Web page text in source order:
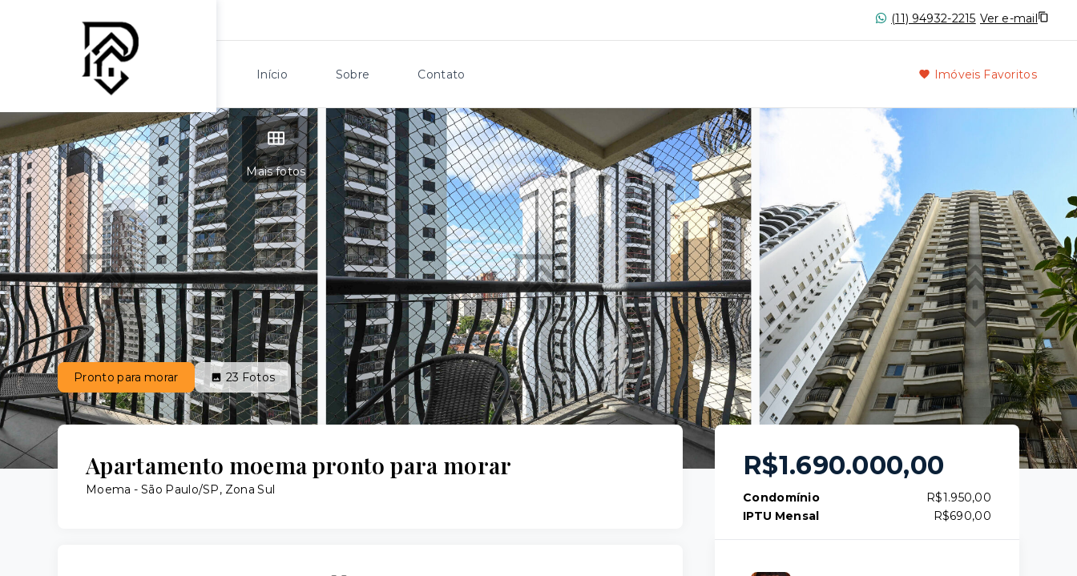
(11) 94932-2215 Ver e-mail
Início Sobre Contato Imóveis Favoritos
Mais fotos
Pronto para morar 23Fotos
Apartamento moema pronto para morar
Moema - São Paulo/SP, Zona Sul
R$1.690.000,00
Condomínio
R$1.950,00
IPTU Mensal
R$690,00